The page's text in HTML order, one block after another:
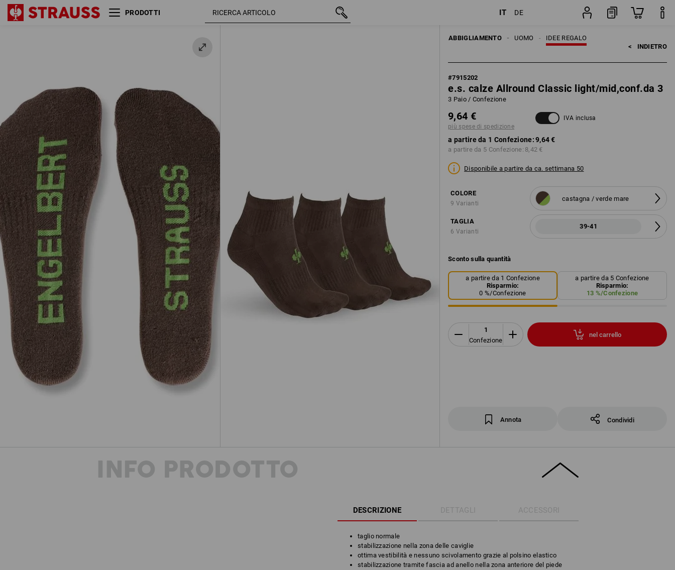
PRODOTTI IT DE
ABBIGLIAMENTO IDEE REGALO
UOMO
< INDIETRO
#7915202
e.s. calze Allround Classic light/mid,conf.da 3
3 Paio / Confezione
9,64 €
più spese di spedizione
IVA inclusa
a partire da 1 Confezione:9,64 €
a partire da 5 Confezione: 8,42 €
Disponibile a partire da ca. settimana 50
COLORE
9 Varianti
castagna / verde mare
TAGLIA
6 Varianti
39-41
Sconto sulla quantità
a partire da 1 Confezione
Risparmio:
0 %/Confezione
a partire da 5 Confezione
Risparmio:
13 %/Confezione
Confezione
nel carrello
Annota Condividi
e.s. calze Allround Classic
39-41
INFO PRODOTTO
DESCRIZIONE DETTAGLI ACCESSORI
taglio normale
stabilizzazione nella zona delle caviglie
ottima vestibilità e nessuno scivolamento grazie al polsino elastico
stabilizzazione tramite fascia ad anello nella zona anteriore del piede